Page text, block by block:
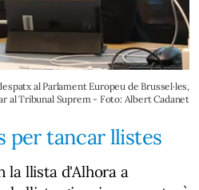
al Parlament Europeu de Brussel·les,
al Tribunal Suprem - Foto: Albert Cadanet
per tancar llistes
la llista d'Alhora a